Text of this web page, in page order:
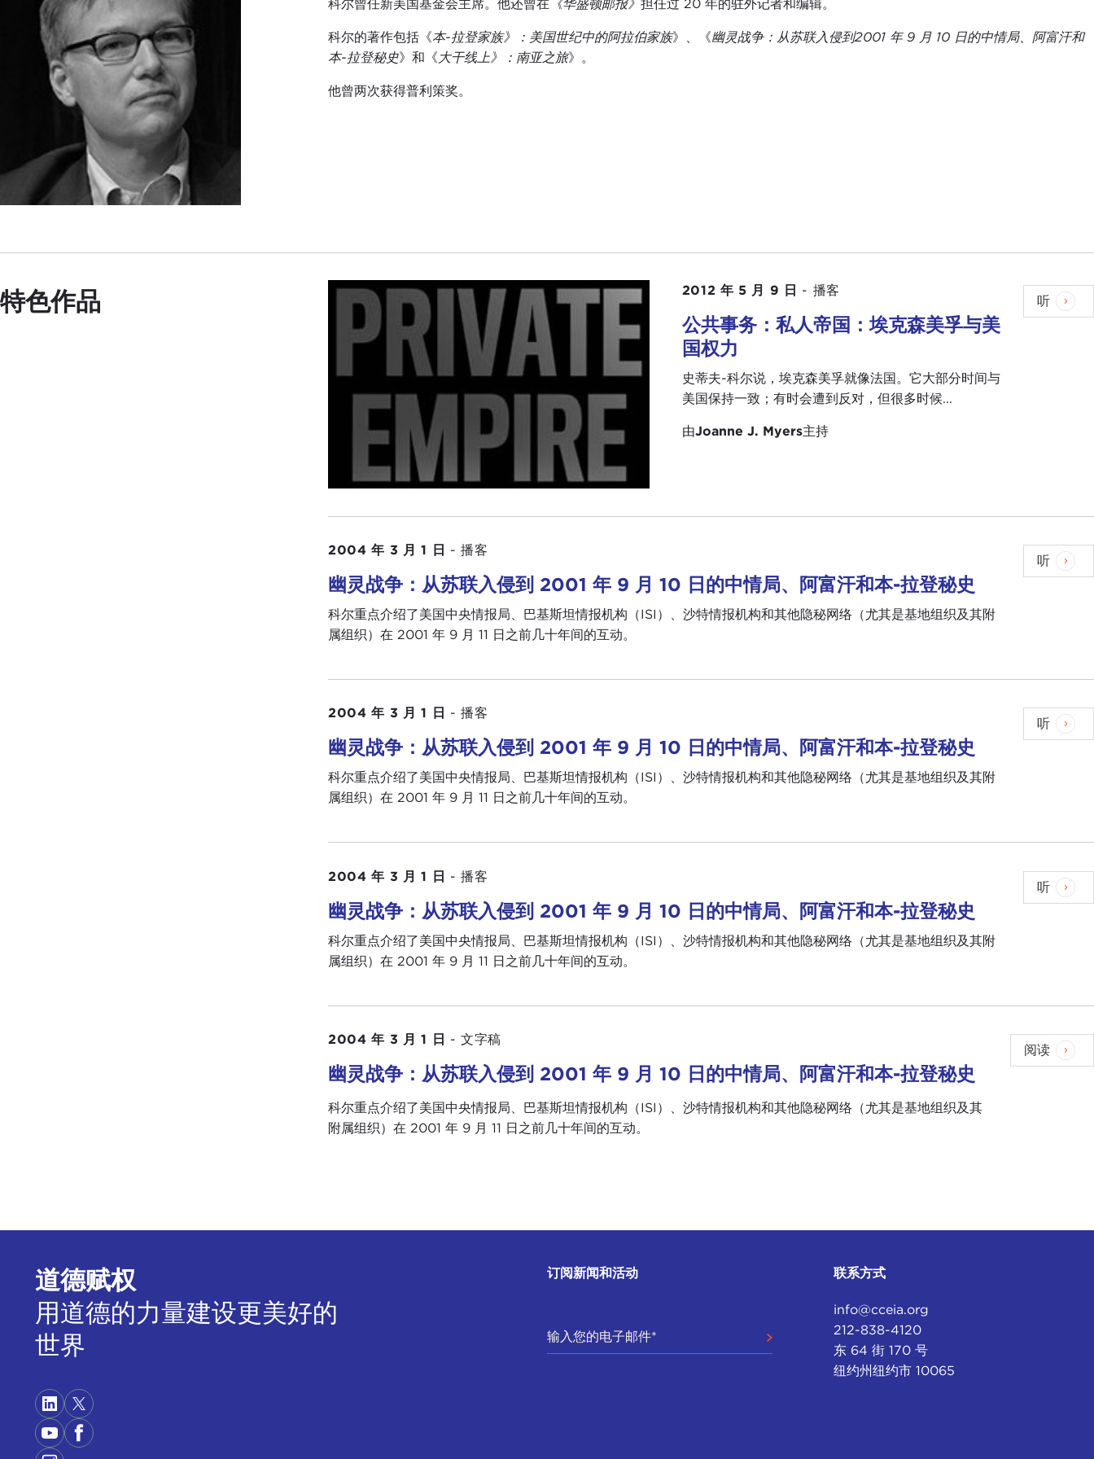
科尔曾任新美国基金会主席。他还曾在 《华盛顿邮报》担任过 20 年的驻外记者和编辑。
科尔的著作包括《本-拉登家族》：美国世纪中的阿拉伯家族》、《幽灵战争：从苏联入侵到2001 年 9 月 10 日的中情局、阿富汗和
本-拉登秘史》和《 大干线上》：南亚之旅》。
他曾两次获得普利策奖。
特色作品 2012 年 5 月 9 日 - 播客
公共事务：私人帝国：埃克森美孚与美
国权力
史蒂夫-科尔说，埃克森美孚就像法国。它大部分时间与
美国保持一致；有时会遭到反对，但很多时候...
由Joanne J. Myers主持
听
2004 年 3 月 1 日 - 播客
幽灵战争：从苏联入侵到 2001 年 9 月 10 日的中情局、阿富汗和本-拉登秘史
科尔重点介绍了美国中央情报局、巴基斯坦情报机构（ISI）、沙特情报机构和其他隐秘网络（尤其是基地组织及其附
属组织）在 2001 年 9 月 11 日之前几十年间的互动。
听
2004 年 3 月 1 日 - 播客
幽灵战争：从苏联入侵到 2001 年 9 月 10 日的中情局、阿富汗和本-拉登秘史
科尔重点介绍了美国中央情报局、巴基斯坦情报机构（ISI）、沙特情报机构和其他隐秘网络（尤其是基地组织及其附
属组织）在 2001 年 9 月 11 日之前几十年间的互动。
听
2004 年 3 月 1 日 - 播客
幽灵战争：从苏联入侵到 2001 年 9 月 10 日的中情局、阿富汗和本-拉登秘史
科尔重点介绍了美国中央情报局、巴基斯坦情报机构（ISI）、沙特情报机构和其他隐秘网络（尤其是基地组织及其附
属组织）在 2001 年 9 月 11 日之前几十年间的互动。
听
2004 年 3 月 1 日 - 文字稿
幽灵战争：从苏联入侵到 2001 年 9 月 10 日的中情局、阿富汗和本-拉登秘史
科尔重点介绍了美国中央情报局、巴基斯坦情报机构（ISI）、沙特情报机构和其他隐秘网络（尤其是基地组织及其
附属组织）在 2001 年 9 月 11 日之前几十年间的互动。
阅读
道德赋权
用道德的力量建设更美好的
世界
订阅新闻和活动 联系方式
info@cceia.org
212-838-4120
东 64 街 170 号
纽约州纽约市 10065